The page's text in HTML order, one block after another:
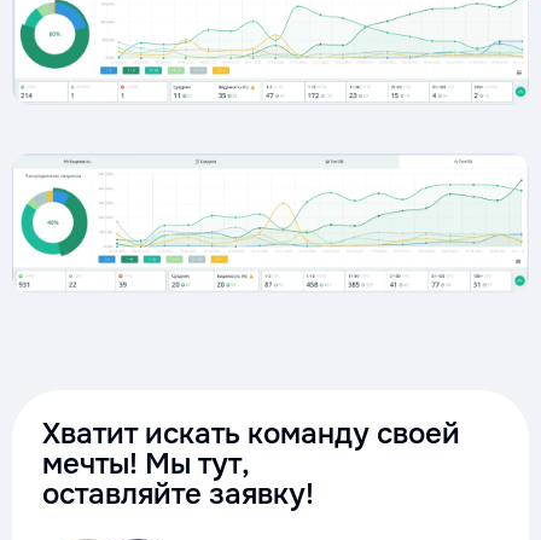
Хватит искать команду своей
мечты! Мы тут,
оставляйте заявку!